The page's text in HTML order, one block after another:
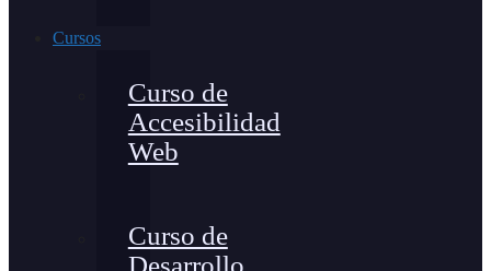
Cursos
Curso de
Accesibilidad
Web
Curso de
Desarrollo